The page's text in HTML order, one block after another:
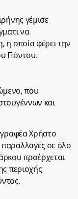
γέμισε
να
η οποία φέρει την
Πόντου.
που
και
Χρήστο
σε όλο
προέρχεται
περιοχής